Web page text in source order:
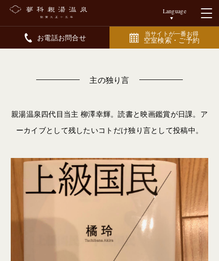
Language
お電話お問合せ 当サイトが一番お得
空室検索・ご予約
主の独り言
親湯温泉四代目当主 柳澤幸輝。読書と映画鑑賞が日課。ア
ーカイブとして残したいコトだけ独り言として投稿中。